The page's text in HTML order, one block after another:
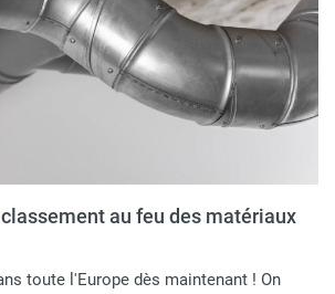
au feu des matériaux
toute l'Europe dès maintenant ! On